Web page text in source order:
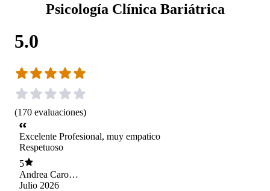
Psicología Clínica Bariátrica
5.0
(170 evaluaciones)
Excelente Profesional, muy empatico
Respetuoso
5
Andrea Caro
Ampuero
Julio 2026